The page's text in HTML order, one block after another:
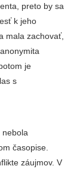
preto by sa
k jeho
mala zachovať,
je
s
nebola
časopise.
záujmov. V